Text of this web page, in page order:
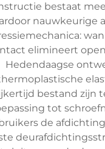
bestaat
nauwkeurige
elimineert
Hedendaagse
bestand zijn
tot
de